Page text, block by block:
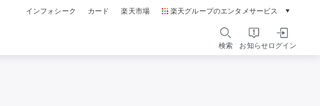
インフォシーク カード 楽天市場 楽天グループのエンタメサービス
本/ゲーム/CD/DVD
動画配信ガイド
Rakuten PLAY
検索 お知らせログイン